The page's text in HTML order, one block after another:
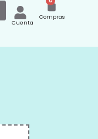
Cuenta
Compras